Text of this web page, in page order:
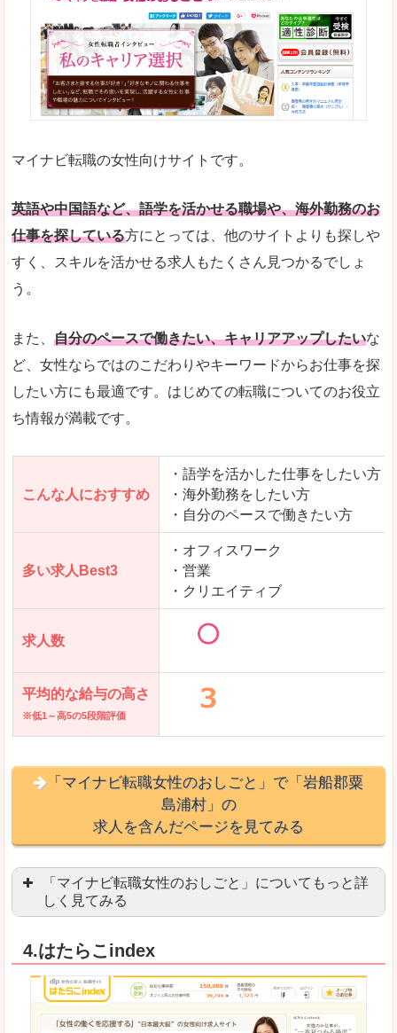
悪いところ
求人の掲載数が少ないです。
TOPページからこだわりや条件などをクイックに
はじめての転職や、転職活動において不安や心配
自分でうまく仕事を探せなくても、会員登録をす
人気度 「エン転職」全体として、会員数がとても多い印
多少検索しづらいのですが、掲載情報はパッと目
「エン転職ウーマン」で「岩船郡粟島浦村」の
マイナビ転職の女性向けサイトです。
英語や中国語など、語学を活かせる職場や、海外勤務のお
仕事を探している方にとっては、他のサイトよりも探しや
すく、スキルを活かせる求人もたくさん見つかるでしょ
う。
また、 自分のペースで働きたい、キャリアアップしたいな
ど、女性ならではのこだわりやキーワードからお仕事を探
したい方にも最適です。はじめての転職についてのお役立
ち情報が満載です。
こんな人におすすめ
・語学を活かした仕事をしたい方
・海外勤務をしたい方
・自分のペースで働きたい方
多い求人Best3
・オフィスワーク
・営業
・クリエイティブ
求人数
平均的な給与の高さ
※低1～高5の5段階評価
「マイナビ転職女性のおしごと」で「岩船郡粟
島浦村」の
求人を含んだページを見てみる
「マイナビ転職女性のおしごと」についてもっと詳
しく見てみる
良いところ
「自分のペースで働きたい」「キャリアアップ」
はじめての転職についてのお役立ち情報が満載で
4.はたらこindex